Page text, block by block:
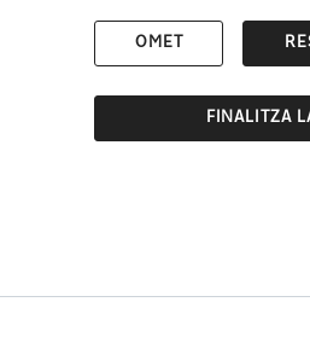
OMET
FINALITZA